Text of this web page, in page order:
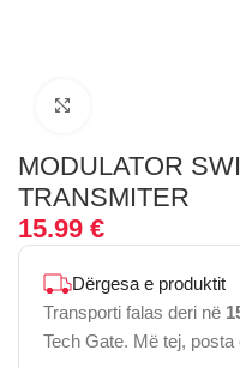
MODULATOR
TRANSMITER
15.99 €
Dërgesa e produktit
Transporti falas deri në
Tech Gate. Më tej,